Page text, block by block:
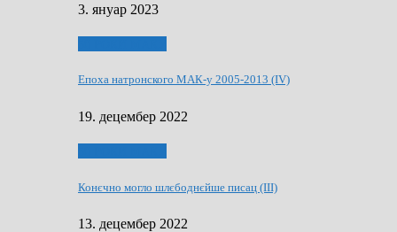
3. януар 2023
Епоха натронского МАК-у 2005-2013 (IV)
19. децембер 2022
Конєчно могло шлєбоднєйше писац (III)
13. децембер 2022